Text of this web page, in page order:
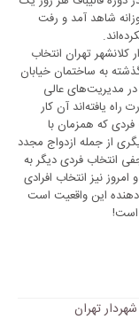
شاهد آمد و رفت
تهران انتخاب
به ساختمان خیابان
مدیریت‌های عالی
یافته‌اند آن کار
که همزمان با
از جمله ازدواج مجدد
انتخاب فردی دیگر به
نیز انتخاب افرادی
این واقعیت است
است!
شهردار تهران